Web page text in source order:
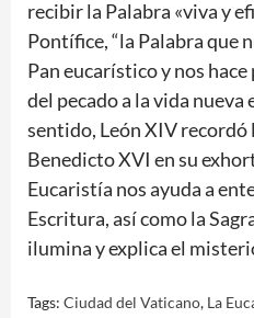
recibir la Palabra «viva y
Pontífice, “la Palabra que
Pan eucarístico y nos hace
del pecado a la vida nueva
sentido, León XIV recordó
Benedicto XVI en su
Eucaristía nos ayuda a
Escritura, así como la
ilumina y explica el
Tags: Ciudad del Vaticano, La